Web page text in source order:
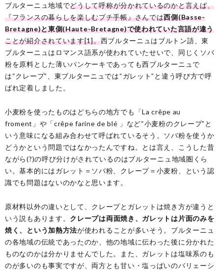
ブルターニュ地域でどうして呼称が分かれているのかと言えば、
『フランスの暮らしを楽しむプチ手帳』さんでは西側(Basse-
Bretagne)と東側(Haute-Bretagne)で使われていた言語が違う
ことが紹介されています[1]。西ブルターニュはブルトン語、東
ブルターニュはロマンス語系が使われていたせいで、同じくソバ
粉を原料とした薄いパンケーキであっても西ブルターニュで
は“クレープ”、東ブルターニュでは“ガレット”と違う呼び方で呼
ばれ定着しました。
小麦粉を使ったものはどちらの地方でも「La crêpe au
froment」や「crêpe farine de blé 」など“小麦粉のクレープ”と
いう意味になる組み合わせて呼ばれているそう。ソバ粉を使うか
どうかという問題ではなかったんですね。とは言え、こうした昔
ながら(?)の呼び分けがされているのはブルターニュ地域圏くら
い。基本的にはガレット＝ソバ粉、クレープ＝小麦粉、という認
識でも問題はないのかなと思います。
原材料以外の違いとして、クレープとガレットは焼き方が違うと
いう説もあります。 クレープは両面焼き、ガレットは片面のみを
焼く、という加熱方法が使われることが多いそう。ブルターニュ
の各地域の伝統であったのか、他の地域に伝わった後に分かれた
ものなのかは分かりませんでした。また、ガレットは塩味系のも
のが多いのも事実ですが、両方とも甘い・塩っぱいのバリェーシ